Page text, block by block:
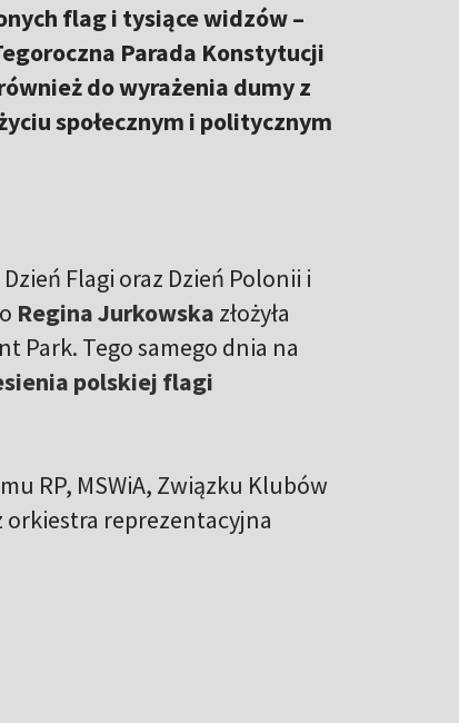
flag i tysiące widzów –
Parada Konstytucji
do wyrażenia dumy z
społecznym i politycznym
Flagi oraz Dzień Polonii i
Regina Jurkowska złożyła
Park. Tego samego dnia na
polskiej flagi
RP, MSWiA, Związku Klubów
orkiestra reprezentacyjna